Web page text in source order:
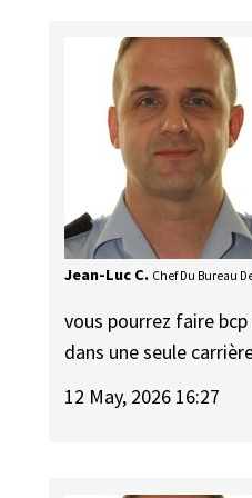
Jean-Luc C. Chef Du Bureau
vous pourrez faire
dans une seule
12 May, 2026 16:27